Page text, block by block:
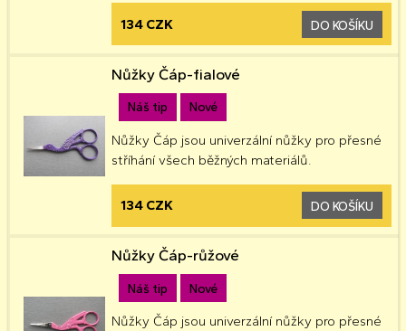
134 CZK DO KOŠÍKU
Náš tip Nové
Nůžky Čáp-fialové
Nůžky Čáp jsou univerzální nůžky pro přesné
stříhání všech běžných materiálů.
134 CZK DO KOŠÍKU
Náš tip Nové
Nůžky Čáp-růžové
Nůžky Čáp jsou univerzální nůžky pro přesné